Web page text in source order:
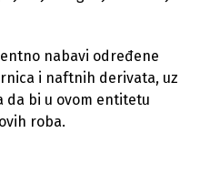
nabavi određene
i naftnih derivata, uz
da bi u ovom entitetu
roba.